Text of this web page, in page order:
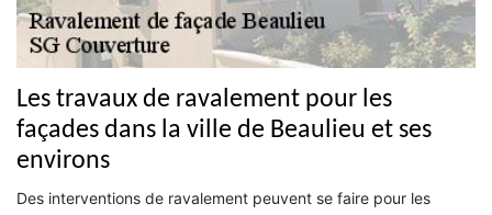
Les travaux de ravalement pour les
façades dans la ville de Beaulieu et ses
environs
Des interventions de ravalement peuvent se faire pour les